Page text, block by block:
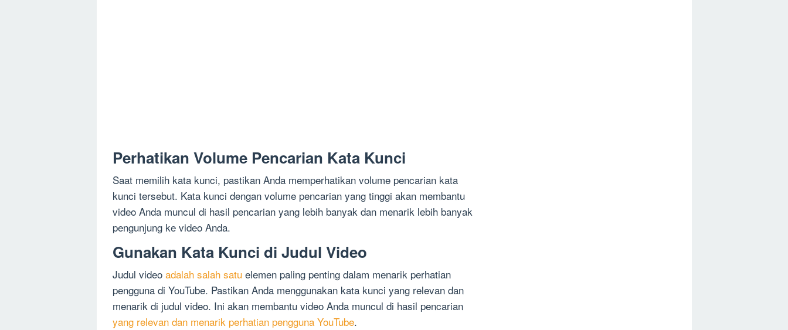
Perhatikan Volume Pencarian Kata Kunci
Saat memilih kata kunci, pastikan Anda memperhatikan volume pencarian kata
kunci tersebut. Kata kunci dengan volume pencarian yang tinggi akan membantu
video Anda muncul di hasil pencarian yang lebih banyak dan menarik lebih banyak
pengunjung ke video Anda.
Gunakan Kata Kunci di Judul Video
Judul video adalah salah satu elemen paling penting dalam menarik perhatian
pengguna di YouTube. Pastikan Anda menggunakan kata kunci yang relevan dan
menarik di judul video. Ini akan membantu video Anda muncul di hasil pencarian
yang relevan dan menarik perhatian pengguna YouTube.